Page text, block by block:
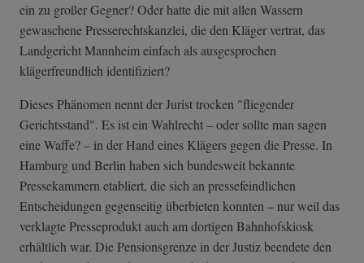
ein zu großer Gegner? Oder hatte die mit allen Wassern
gewaschene Presserechtskanzlei, die den Kläger vertrat, das
Landgericht Mannheim einfach als ausgesprochen
klägerfreundlich identifiziert?
Dieses Phänomen nennt der Jurist trocken "fliegender
Gerichtsstand". Es ist ein Wahlrecht – oder sollte man sagen
eine Waffe? – in der Hand eines Klägers gegen die Presse. In
Hamburg und Berlin haben sich bundesweit bekannte
Pressekammern etabliert, die sich an pressefeindlichen
Entscheidungen gegenseitig überbieten konnten – nur weil das
verklagte Presseprodukt auch am dortigen Bahnhofskiosk
erhältlich war. Die Pensionsgrenze in der Justiz beendete den